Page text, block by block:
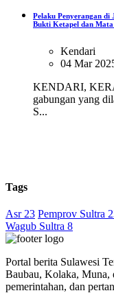
Pelaku Penyerangan di
Bukti Ketapel dan Mata
Kendari
04 Mar
KENDARI,
gabungan yang
S...
Tags
Asr 23 Pemprov Sultra
Wagub Sultra 8
Portal berita Sulawesi
Baubau, Kolaka, Muna,
pemerintahan, dan